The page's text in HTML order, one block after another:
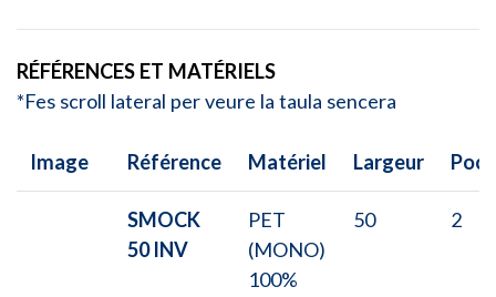
RÉFÉRENCES ET MATÉRIELS
*Fes scroll lateral per veure la taula sencera
Image Référence Matériel Largeur
SMOCK
50 INV
PET
(MONO)
100%
50 2